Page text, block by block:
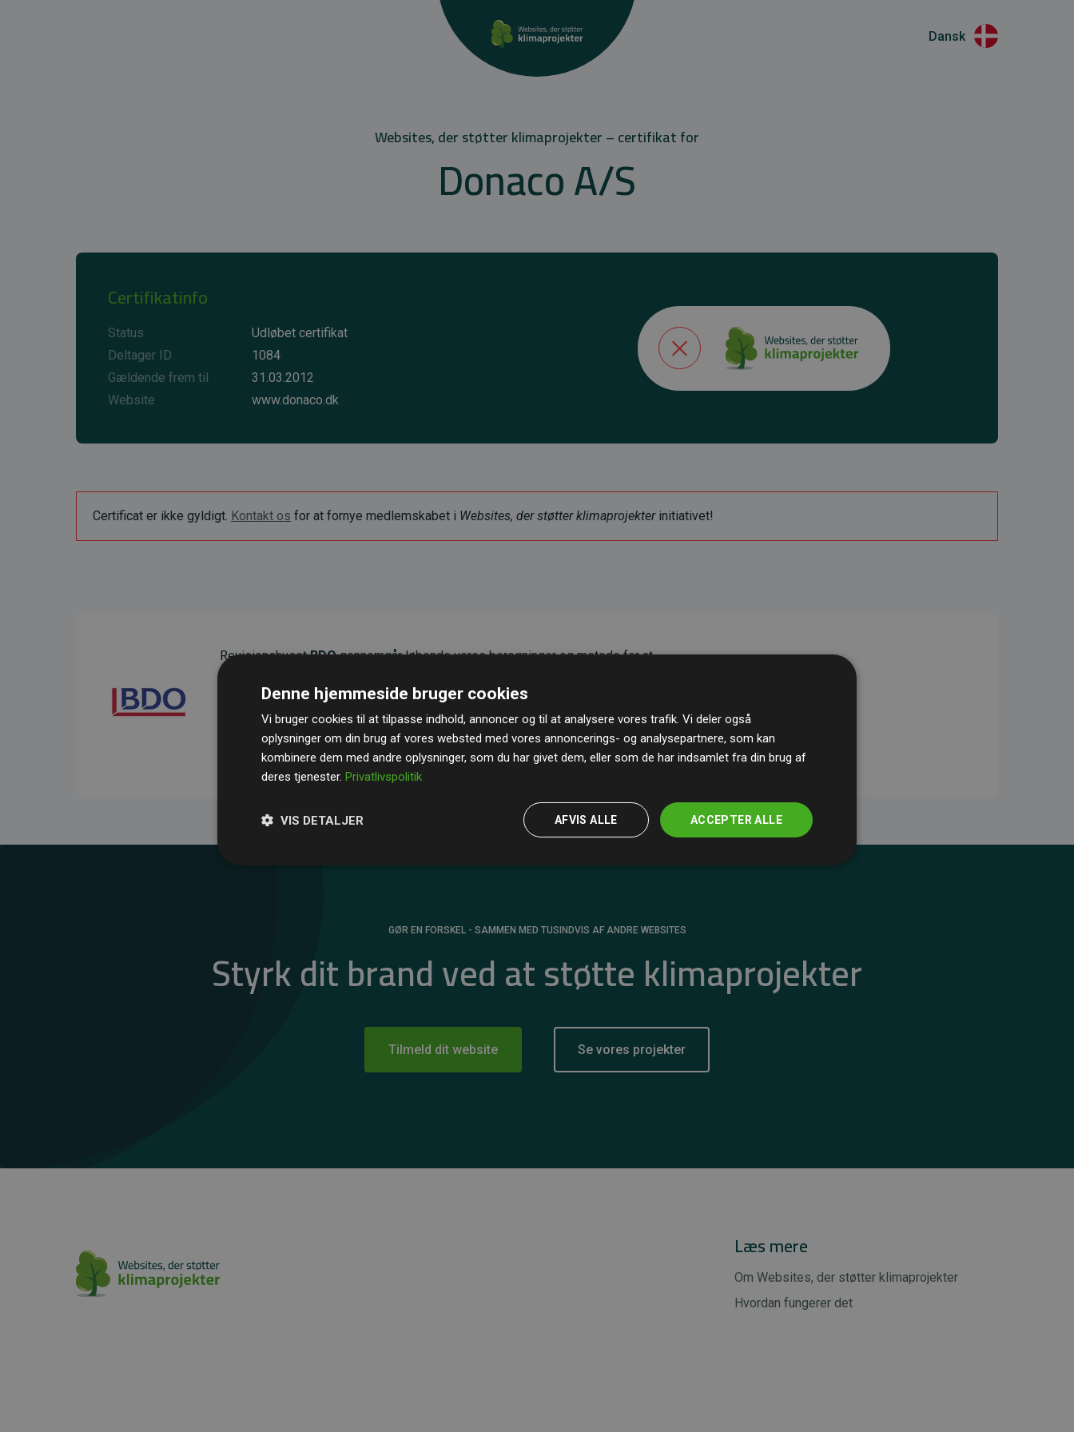
Dansk
Websites, der støtter klimaprojekter – certifikat for
Donaco A/S
Certifikatinfo
Status
Udløbet certifikat
Deltager ID
1084
Gældende frem til
31.03.2012
Website
www.donaco.dk
Certificat er ikke gyldigt. Kontakt os for at fornye medlemskabet i Websites, der støtter klimaprojekterinitiativet!
RevisionshusetBDOgennemgår løbende vores beregninger og metode for at
gennemsnit kompenserer for
200% af medlemmernes websites estimerede
CO₂-udledninger .
GØR EN FORSKEL - SAMMEN MED TUSINDVIS AF ANDRE WEBSITES
Styrk dit brand ved at støtte klimaprojekter
Tilmeld dit website Se vores projekter
Læs mere
Om Websites, der støtter klimaprojekter
Hvordan fungerer det
Denne hjemmeside bruger cookies
Vi bruger cookies til at tilpasse indhold, annoncer og til at analysere vores trafik. Vi deler også
oplysninger om din brug af vores websted med vores annoncerings- og analysepartnere, som kan
kombinere dem med andre oplysninger, som du har givet dem, eller som de har indsamlet fra din brug af
deres tjenester. Privatlivspolitik
ACCEPTER ALLE
AFVIS ALLE
VIS DETALJER